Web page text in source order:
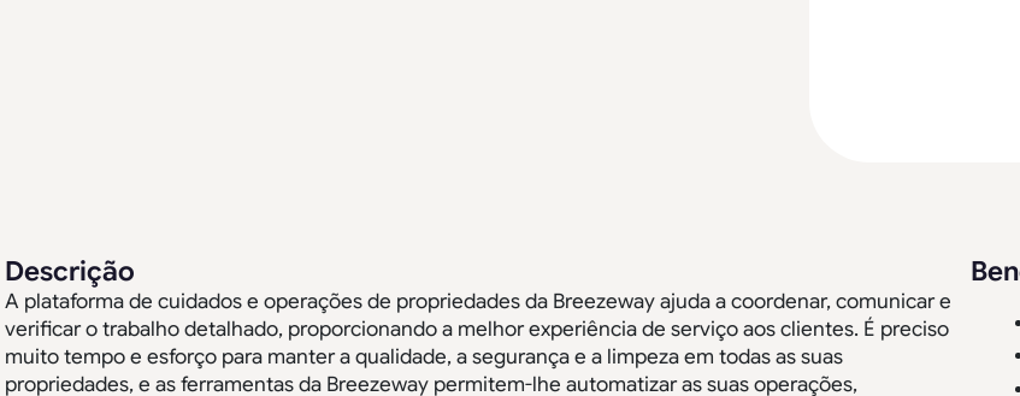
Descrição
A plataforma de cuidados e operações de propriedades da Breezeway ajuda a coordenar, comunicar e
verificar o trabalho detalhado, proporcionando a melhor experiência de serviço aos clientes. É preciso
muito tempo e esforço para manter a qualidade, a segurança e a limpeza em todas as suas
propriedades, e as ferramentas da Breezeway permitem-lhe automatizar as suas operações,